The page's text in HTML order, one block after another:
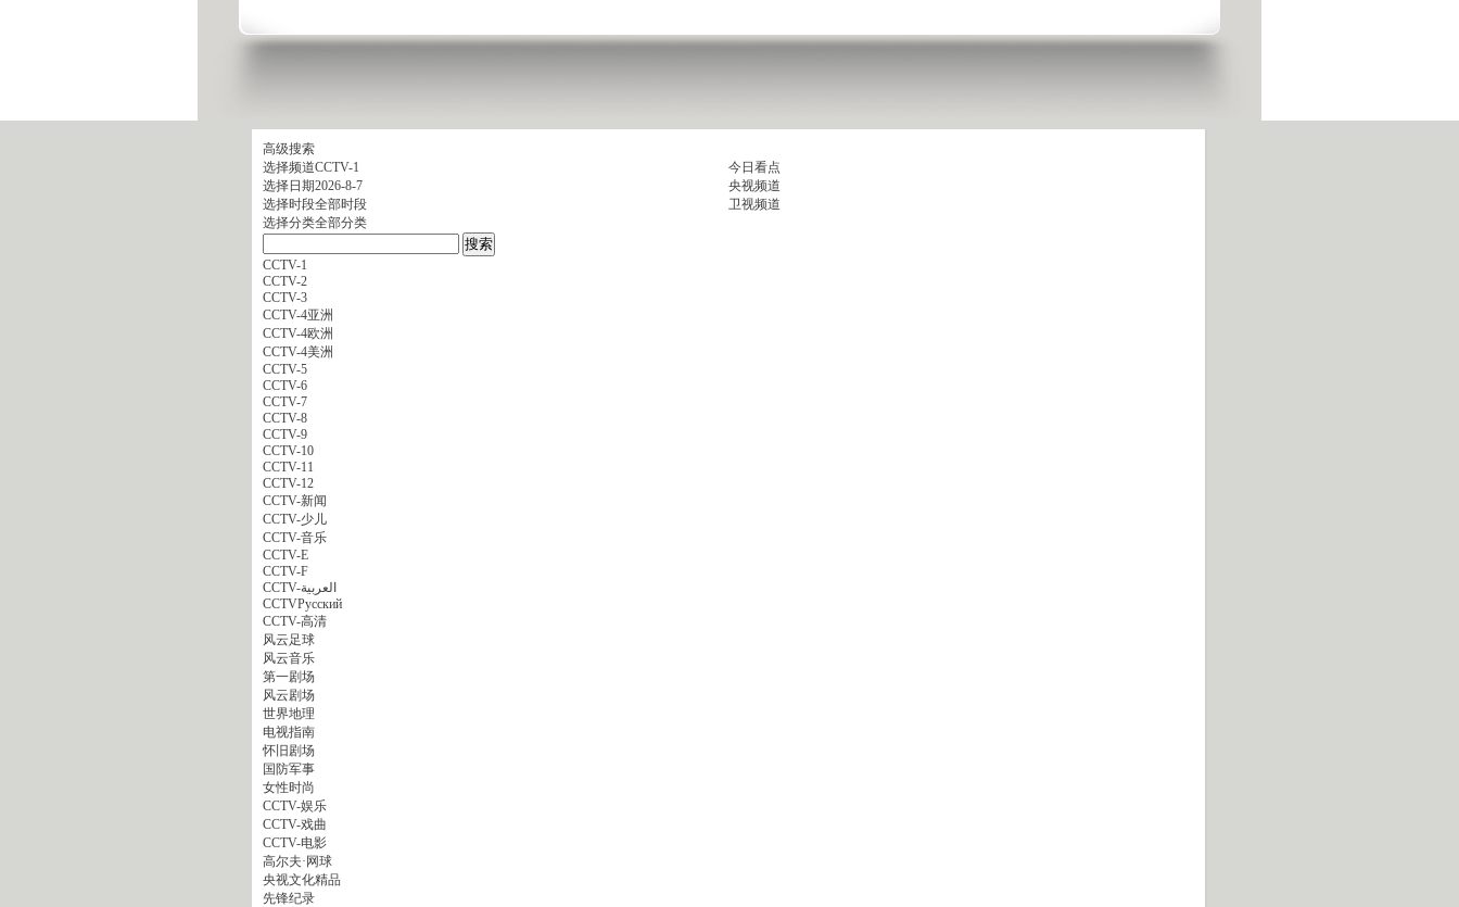
高级搜索
选择频道CCTV-1
选择日期2026-8-7
选择时段全部时段
选择分类全部分类
CCTV-1
CCTV-2
CCTV-3
CCTV-4亚洲
CCTV-4欧洲
CCTV-4美洲
CCTV-5
CCTV-6
CCTV-7
CCTV-8
CCTV-9
CCTV-10
CCTV-11
CCTV-12
CCTV-新闻
CCTV-少儿
CCTV-音乐
CCTV-E
CCTV-F
CCTV-العربية
CCTVPусский
CCTV-高清
风云足球
风云音乐
第一剧场
风云剧场
世界地理
电视指南
怀旧剧场
国防军事
女性时尚
CCTV-娱乐
CCTV-戏曲
CCTV-电影
高尔夫·网球
央视文化精品
先锋纪录
今日看点
央视频道
卫视频道